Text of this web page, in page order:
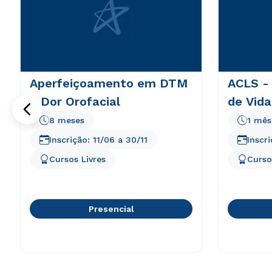
Aperfeiçoamento em DTM
e Dor Orofacial
8 meses
Cursos Livres
Inscrição: 11/06 a 30/11
Presencial
ACLS
de
1 mês